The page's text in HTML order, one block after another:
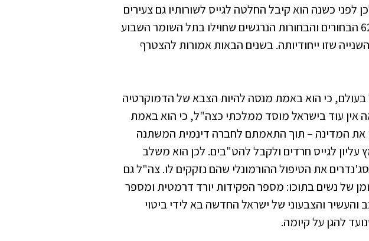
לפני כשנה הוא קיבל החלטה לגייס לשורותיו גם צעירים
הנמצאים על הרצף האוטיסטי. 62 הבחורים והבחורות הנרגשים שחוילו בתל השומר השבוע
שזו ייחודיותה. בשנים הבאות אמורות להצטרף
כי הוא באמת מנסה להיות הצבא של הדמוקרטיה
אין עוד בישראל מוסד ממלכתי כצה"ל, כי הוא באמת
את המדינה – תוך התאמתם לחברה דינמית המשתנה
לגייס חרדים ולקבל להט"בים. לכן הוא משלב
את הטיפול ההורמונלי שהם נזקקים לו. צה"ל גם
של נשים בתוכו: מספר הפקידות יורד דרמטית ומספר
והצבעוני של ישראל החדשה בא לידי ביטוי
להגן על קיומה.